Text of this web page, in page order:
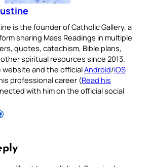
is the founder of Catholic Gallery, a
sharing Mass Readings in multiple
quotes, catechism, Bible plans,
spiritual resources since 2013.
website and the officialAndroid/iOS
professional career (Read his
with him on the official social